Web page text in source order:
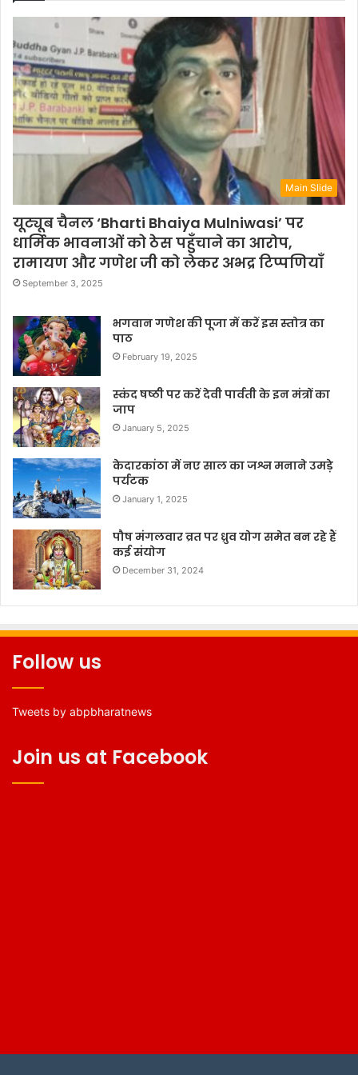
Main Slide
यूट्यूब चैनल ‘Bharti Bhaiya Mulniwasi’ पर
धार्मिक भावनाओं को ठेस पहुँचाने का आरोप,
रामायण और गणेश जी को लेकर अभद्र टिप्पणियाँ
September 3, 2025
भगवान गणेश की पूजा में करें इस स्तोत्र का
पाठ
February 19, 2025
स्कंद षष्ठी पर करें देवी पार्वती के इन मंत्रों का
जाप
January 5, 2025
केदारकांठा में नए साल का जश्न मनाने उमड़े
पर्यटक
January 1, 2025
पौष मंगलवार व्रत पर ध्रुव योग समेत बन रहे हैं
कई संयोग
December 31, 2024
Follow us
Tweets by abpbharatnews
Join us at Facebook